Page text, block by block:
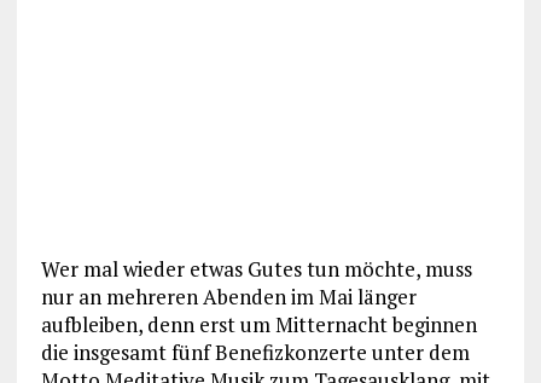
Wer mal wieder etwas Gutes tun möchte, muss
nur an mehreren Abenden im Mai länger
aufbleiben, denn erst um Mitternacht beginnen
die insgesamt fünf Benefizkonzerte unter dem